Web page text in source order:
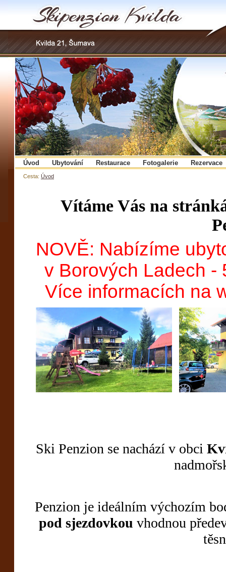
Cesta: Úvod
Úvod Ubytování Restaurace Fotogalerie Rezervace
Vítáme Vás na
NOVĚ: Nabízíme
v Borových Ladech -
Více informacích na
Ski Penzion se nachází v obci
Penzion je ideálním výchozím
pod sjezdovkou vhodnou